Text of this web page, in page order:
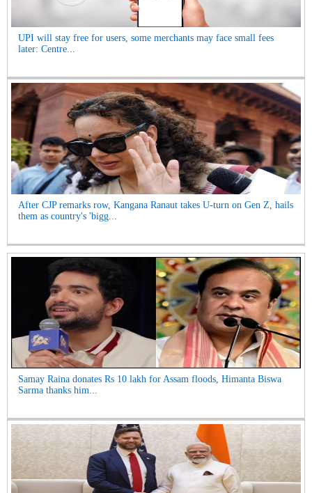
UPI will stay free for users, some merchants may face small fees
later: Centre...
After CJP remarks row, Kangana Ranaut takes U-turn on Gen Z, hails
them as country's 'bigg...
Samay Raina donates Rs 10 lakh for Assam floods, Himanta Biswa
Sarma thanks him...